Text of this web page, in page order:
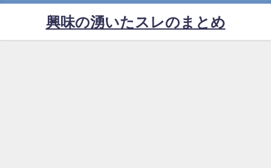
興味の湧いたスレのまとめ